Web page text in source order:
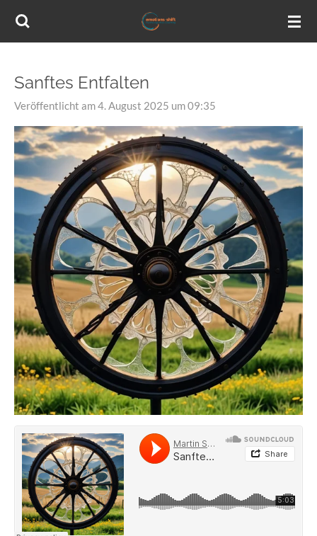
Zum
Sanftes Entfalten
Veröffentlicht am 4. August 2025 um 09:35